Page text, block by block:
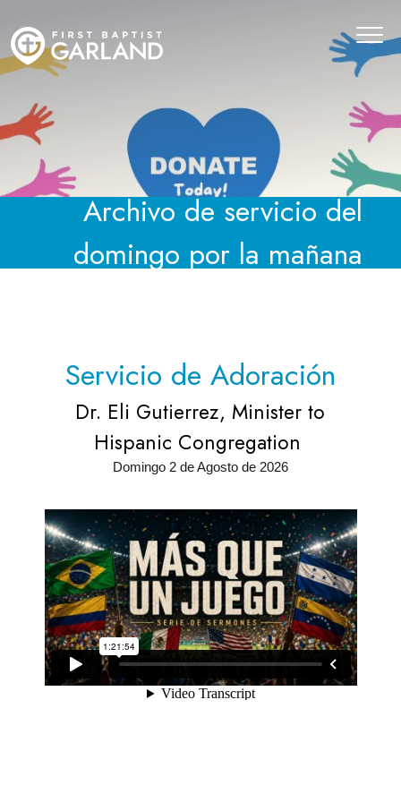
Archivo de servicio del
domingo por la mañana
Servicio de Adoración
Dr. Eli Gutierrez, Minister to
Hispanic Congregation
Domingo 2 de Agosto de 2026